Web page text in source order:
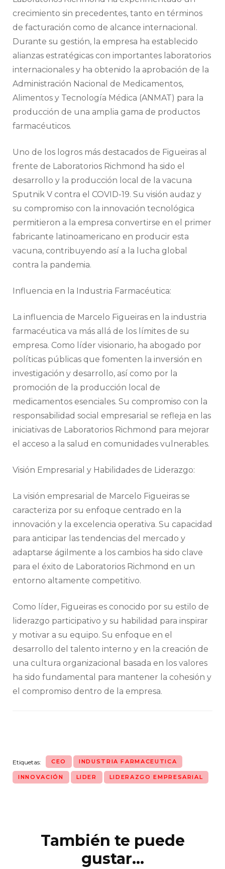
crecimiento sin precedentes, tanto en términos
de facturación como de alcance internacional.
Durante su gestión, la empresa ha establecido
alianzas estratégicas con importantes laboratorios
internacionales y ha obtenido la aprobación de la
Administración Nacional de Medicamentos,
Alimentos y Tecnología Médica (ANMAT) para la
producción de una amplia gama de productos
farmacéuticos.
Uno de los logros más destacados de Figueiras al
frente de Laboratorios Richmond ha sido el
desarrollo y la producción local de la vacuna
Sputnik V contra el COVID-19. Su visión audaz y
su compromiso con la innovación tecnológica
permitieron a la empresa convertirse en el primer
fabricante latinoamericano en producir esta
vacuna, contribuyendo así a la lucha global
contra la pandemia.
Influencia en la Industria Farmacéutica:
La influencia de Marcelo Figueiras en la industria
farmacéutica va más allá de los límites de su
empresa. Como líder visionario, ha abogado por
políticas públicas que fomenten la inversión en
investigación y desarrollo, así como por la
promoción de la producción local de
medicamentos esenciales. Su compromiso con la
responsabilidad social empresarial se refleja en las
iniciativas de Laboratorios Richmond para mejorar
el acceso a la salud en comunidades vulnerables.
Visión Empresarial y Habilidades de Liderazgo:
La visión empresarial de Marcelo Figueiras se
caracteriza por su enfoque centrado en la
innovación y la excelencia operativa. Su capacidad
para anticipar las tendencias del mercado y
adaptarse ágilmente a los cambios ha sido clave
para el éxito de Laboratorios Richmond en un
entorno altamente competitivo.
Como líder, Figueiras es conocido por su estilo de
liderazgo participativo y su habilidad para inspirar
y motivar a su equipo. Su enfoque en el
desarrollo del talento interno y en la creación de
una cultura organizacional basada en los valores
ha sido fundamental para mantener la cohesión y
el compromiso dentro de la empresa.
Etiquetas: CEO INDUSTRIA FARMACEUTICA
INNOVACIÓN LIDER LIDERAZGO EMPRESARIAL
NavegaciónTambién te puede
gustar...